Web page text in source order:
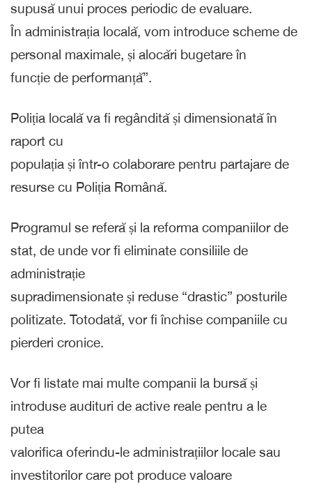
supusă unui proces periodic de evaluare.
În administrația locală, vom introduce scheme de
personal maximale, și alocări bugetare în
funcție de performanță”.
Poliția locală va fi regândită și dimensionată în
raport cu
populația și într-o colaborare pentru partajare de
resurse cu Poliția Română.
Programul se referă și la reforma companiilor de
stat, de unde vor fi eliminate consiliile de
administrație
supradimensionate și reduse “drastic” posturile
politizate. Totodată, vor fi închise companiile cu
pierderi cronice.
Vor fi listate mai multe companii la bursă și
introduse audituri de active reale pentru a le
putea
valorifica oferindu-le administrațiilor locale sau
investitorilor care pot produce valoare